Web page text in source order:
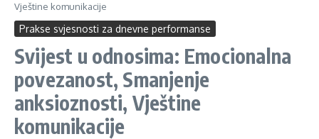
Vještine komunikacije
Prakse svjesnosti za dnevne performanse
Svijest u odnosima: Emocionalna
povezanost, Smanjenje
anksioznosti, Vještine
komunikacije